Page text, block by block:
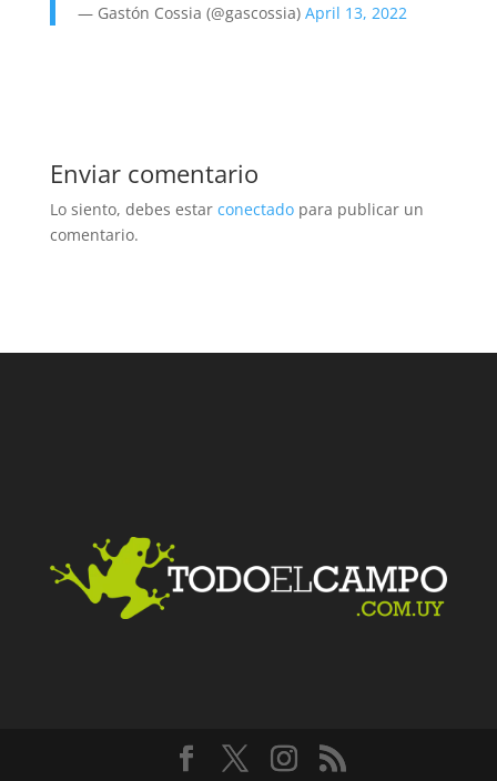
— Gastón Cossia (@gascossia) April 13, 2022
Enviar comentario
Lo siento, debes estar conectadopara publicar un
comentario.
Facebook